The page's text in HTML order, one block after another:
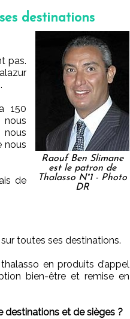
destinations
Raouf Ben Slimane
est le patron de
Thalasso N°1 - Photo
DR
pas.
150
nous
nous
nous
de
toutes ses destinations.
en produits d’appel
bien-être et remise en
destinations et de sièges ?